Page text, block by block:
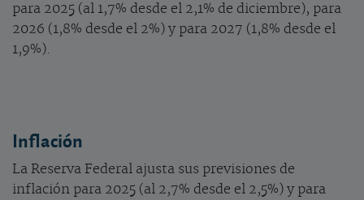
para 2025 (al 1,7% desde el 2,1% de diciembre), para
2026 (1,8% desde el 2%) y para 2027 (1,8% desde el
1,9%).
Inflación
La Reserva Federal ajusta sus previsiones de
inflación para 2025 (al 2,7% desde el 2,5%) y para